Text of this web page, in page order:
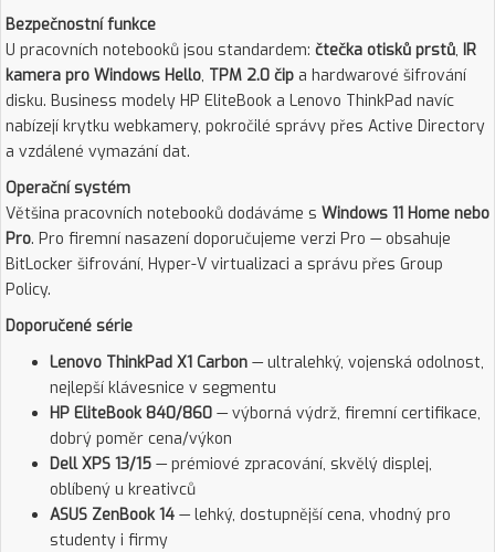
Bezpečnostní funkce
U pracovních notebooků jsou standardem: čtečka otisků prstů, IR
kamera pro Windows Hello, TPM 2.0 čip a hardwarové šifrování
disku. Business modely HP EliteBook a Lenovo ThinkPad navíc
nabízejí krytku webkamery, pokročilé správy přes Active Directory
a vzdálené vymazání dat.
Operační systém
Většina pracovních notebooků dodáváme s Windows 11 Home nebo
Pro. Pro firemní nasazení doporučujeme verzi Pro — obsahuje
BitLocker šifrování, Hyper-V virtualizaci a správu přes Group
Policy.
Doporučené série
Lenovo ThinkPad X1 Carbon — ultralehký, vojenská odolnost,
nejlepší klávesnice v segmentu
HP EliteBook 840/860 — výborná výdrž, firemní certifikace,
dobrý poměr cena/výkon
Dell XPS 13/15 — prémiové zpracování, skvělý displej,
oblíbený u kreativců
ASUS ZenBook 14 — lehký, dostupnější cena, vhodný pro
studenty i firmy